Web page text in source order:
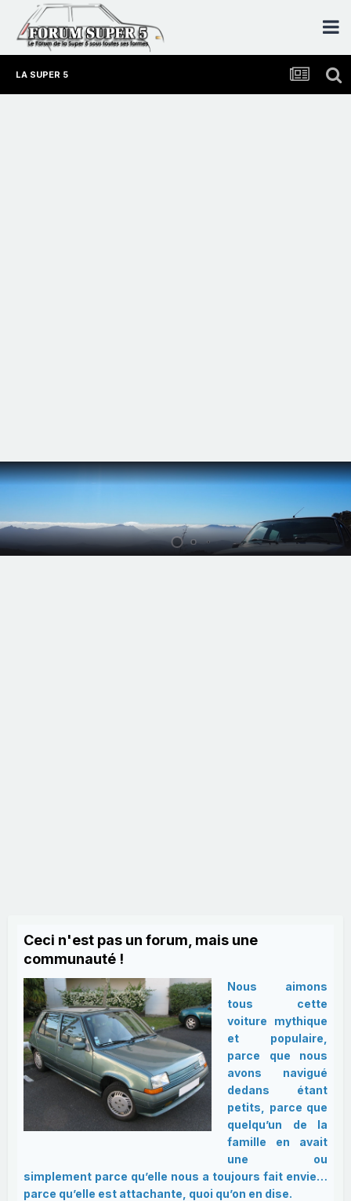
LA SUPER 5
Ceci n'est pas un forum, mais une
communauté !
Nous aimons
tous cette
voiture mythique
et populaire,
parce que nous
avons navigué
dedans étant
petits, parce que
quelqu’un de la
famille en avait
une ou
simplement parce qu’elle nous a toujours fait envie…
parce qu’elle est attachante, quoi qu’on en dise.